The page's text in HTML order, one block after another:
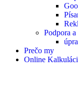
Podpora
Prečo my
Online